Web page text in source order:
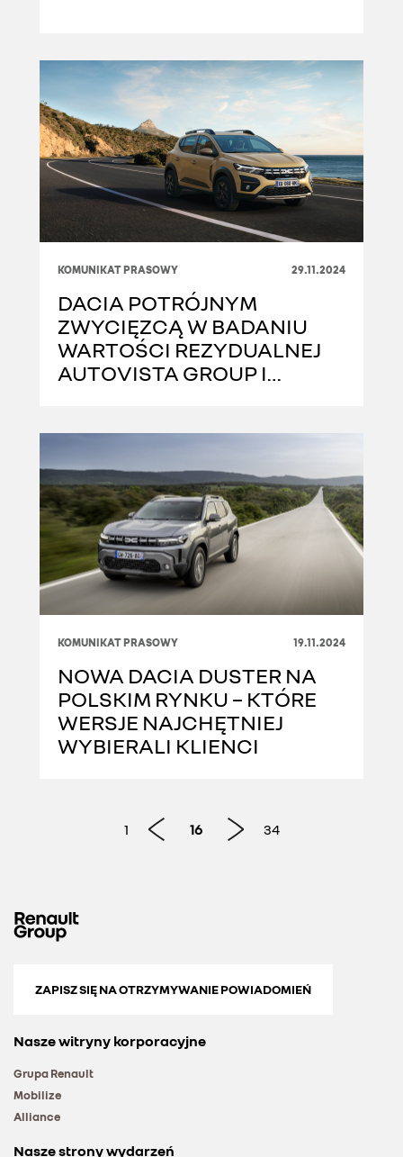
KOMUNIKAT PRASOWY 29.11.2024
DACIA POTRÓJNYM
ZWYCIĘZCĄ W BADANIU
WARTOŚCI REZYDUALNEJ
AUTOVISTA GROUP I
KOMUNIKAT PRASOWY 19.11.2024
NOWA DACIA DUSTER NA
POLSKIM RYNKU – KTÓRE
WERSJE NAJCHĘTNIEJ
WYBIERALI KLIENCI
1 16 34
ZAPISZ SIĘ NA OTRZYMYWANIE POWIADOMIEŃ
Nasze witryny korporacyjne
Grupa Renault
Mobilize
Alliance
Nasze strony wydarzeń